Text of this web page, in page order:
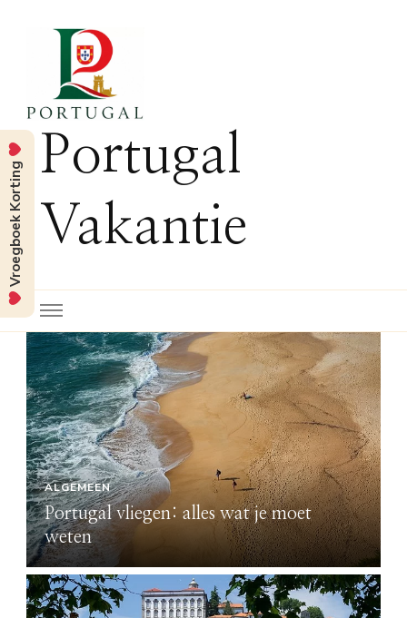
Portugal
Vakantie
ALGEMEEN
Portugal vliegen: alles wat je moet
weten
Vroegboek Korting